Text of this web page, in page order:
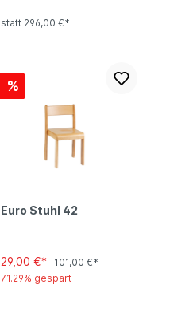
statt 296,00 €*
%
Euro Stuhl 42
29,00 €*
101,00 €*
71.29% gespart